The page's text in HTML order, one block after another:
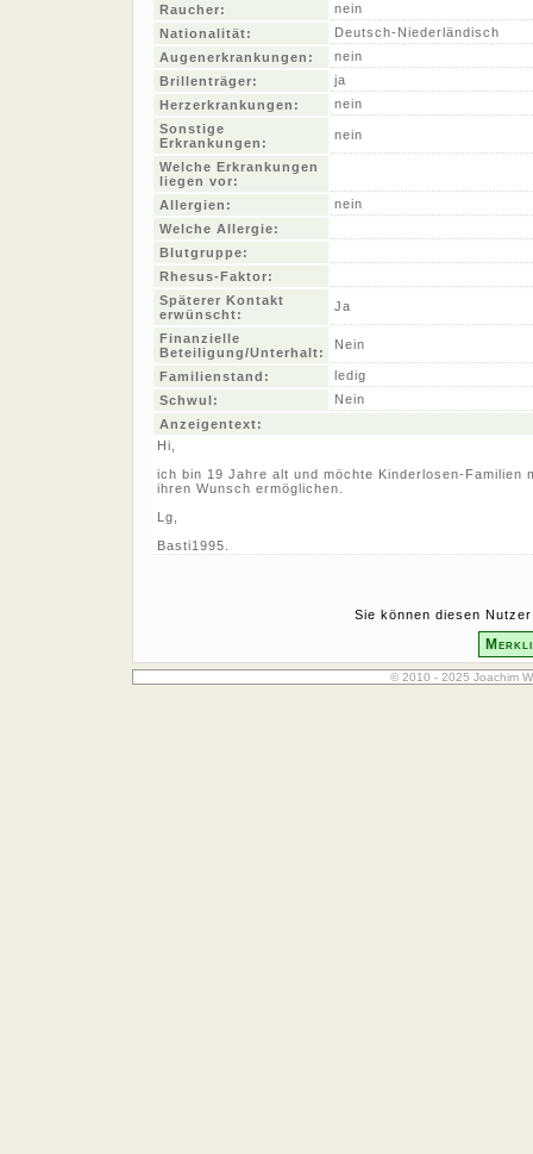
Raucher:
nein
Nationalität:
Deutsch-Niederländisch
Augenerkrankungen:
nein
Brillenträger:
ja
Herzerkrankungen:
nein
Sonstige
Erkrankungen:
nein
Welche Erkrankungen
liegen vor:
Allergien:
nein
Welche Allergie:
Blutgruppe:
Rhesus-Faktor:
Späterer Kontakt
erwünscht:
Ja
Finanzielle
Beteiligung/Unterhalt:
Nein
Familienstand:
ledig
Schwul:
Nein
Anzeigentext:
Hi,
ich bin 19 Jahre alt und möchte Kinderlosen-Familien
ihren Wunsch ermöglichen.
Lg,
Basti1995.
Sie können diesen
© 2010 - 2025 Joachim